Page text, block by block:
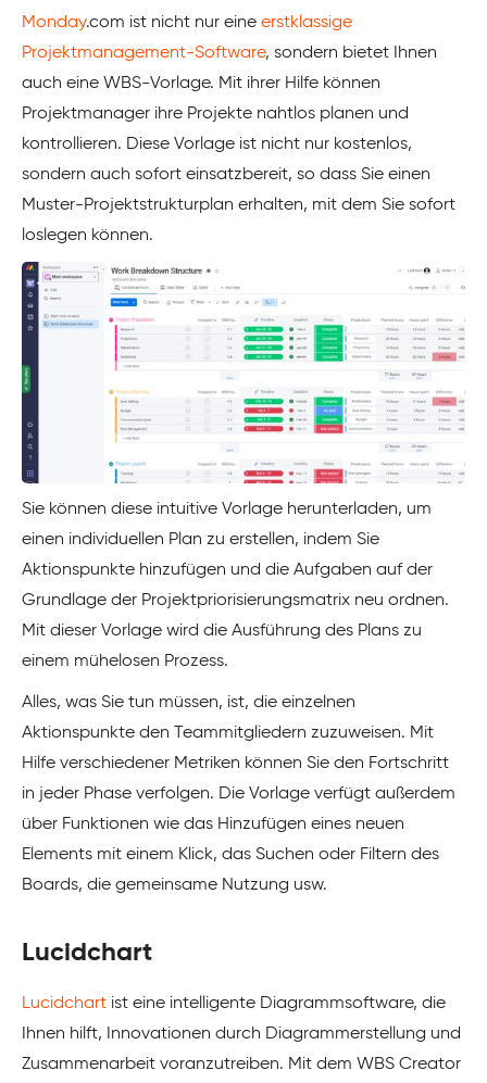
Monday.com ist nicht nur eine erstklassige
Projektmanagement-Software, sondern bietet Ihnen
auch eine WBS-Vorlage. Mit ihrer Hilfe können
Projektmanager ihre Projekte nahtlos planen und
kontrollieren. Diese Vorlage ist nicht nur kostenlos,
sondern auch sofort einsatzbereit, so dass Sie einen
Muster-Projektstrukturplan erhalten, mit dem Sie sofort
loslegen können.
Sie können diese intuitive Vorlage herunterladen, um
einen individuellen Plan zu erstellen, indem Sie
Aktionspunkte hinzufügen und die Aufgaben auf der
Grundlage der Projektpriorisierungsmatrix neu ordnen.
Mit dieser Vorlage wird die Ausführung des Plans zu
einem mühelosen Prozess.
Alles, was Sie tun müssen, ist, die einzelnen
Aktionspunkte den Teammitgliedern zuzuweisen. Mit
Hilfe verschiedener Metriken können Sie den Fortschritt
in jeder Phase verfolgen. Die Vorlage verfügt außerdem
über Funktionen wie das Hinzufügen eines neuen
Elements mit einem Klick, das Suchen oder Filtern des
Boards, die gemeinsame Nutzung usw.
Lucidchart
Lucidchart ist eine intelligente Diagrammsoftware, die
Ihnen hilft, Innovationen durch Diagrammerstellung und
Zusammenarbeit voranzutreiben. Mit dem WBS Creator